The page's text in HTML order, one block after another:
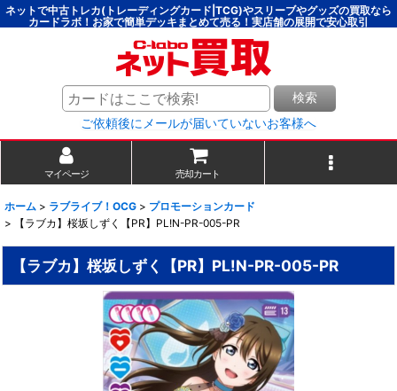
ネットで中古トレカ(トレーディングカード|TCG)やスリーブやグッズの買取なら
カードラボ！お家で簡単デッキまとめて売る！実店舗の展開で安心取引
検索
ご依頼後にメールが届いていないお客様へ
マイページ 売却カート
ホーム > ラブライブ！OCG > プロモーションカード
>
【ラブカ】桜坂しずく【PR】PL!N-PR-005-PR
【ラブカ】桜坂しずく【PR】PL!N-PR-005-PR